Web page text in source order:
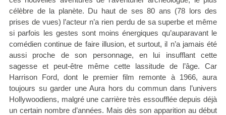
célèbre de la planète. Du haut de ses 80 ans (78 lors des
prises de vues) l’acteur n’a rien perdu de sa superbe et même
si parfois les gestes sont moins énergiques qu’auparavant le
comédien continue de faire illusion, et surtout, il n’a jamais été
aussi proche de son personnage, en lui insufflant cette
sagesse et peut-être même cette lassitude de l’âge. Car
Harrison Ford, dont le premier film remonte à 1966, aura
toujours su garder une Aura hors du commun dans l’univers
Hollywoodiens, malgré une carrière très essoufflée depuis déjà
un certain nombre d’années. Mais dès son apparition au début